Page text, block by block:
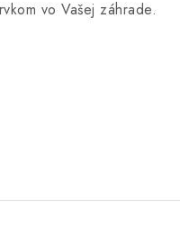
vo Vašej záhrade.